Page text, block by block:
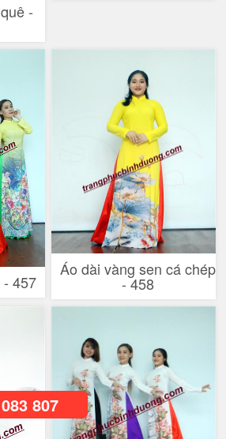
-
457
Áo dài vàng sen cá chép
- 458
807